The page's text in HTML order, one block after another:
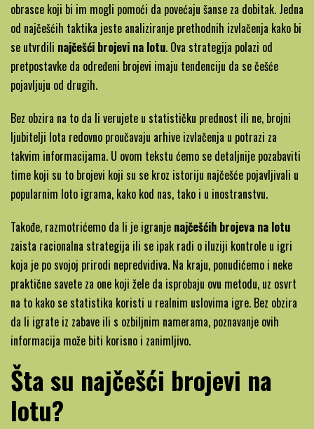
obrasce koji bi im mogli pomoći da povećaju šanse za dobitak. Jedna
od najčešćih taktika jeste analiziranje prethodnih izvlačenja kako bi
se utvrdili najčešći brojevi na lotu. Ova strategija polazi od
pretpostavke da određeni brojevi imaju tendenciju da se češće
pojavljuju od drugih.
Bez obzira na to da li verujete u statističku prednost ili ne, brojni
ljubitelji lota redovno proučavaju arhive izvlačenja u potrazi za
takvim informacijama. U ovom tekstu ćemo se detaljnije pozabaviti
time koji su to brojevi koji su se kroz istoriju najčešće pojavljivali u
popularnim loto igrama, kako kod nas, tako i u inostranstvu.
Takođe, razmotrićemo da li je igranje najčešćih brojeva na lotu
zaista racionalna strategija ili se ipak radi o iluziji kontrole u igri
koja je po svojoj prirodi nepredvidiva. Na kraju, ponudićemo i neke
praktične savete za one koji žele da isprobaju ovu metodu, uz osvrt
na to kako se statistika koristi u realnim uslovima igre. Bez obzira
da li igrate iz zabave ili s ozbiljnim namerama, poznavanje ovih
informacija može biti korisno i zanimljivo.
Šta su najčešći brojevi na
lotu?